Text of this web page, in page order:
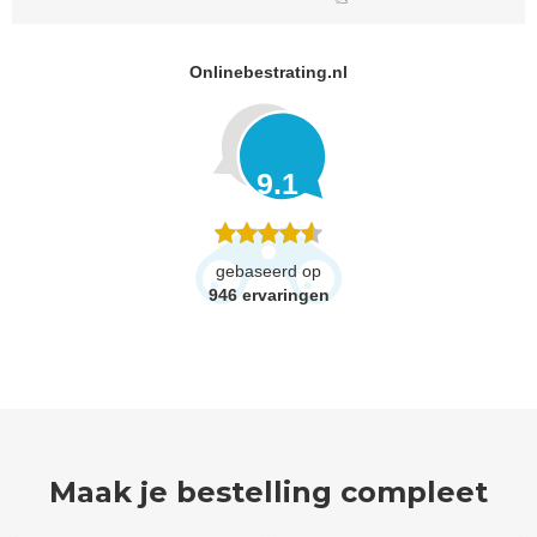
Onlinebestrating.nl
9.1
gebaseerd op
946 ervaringen
Maak je bestelling compleet